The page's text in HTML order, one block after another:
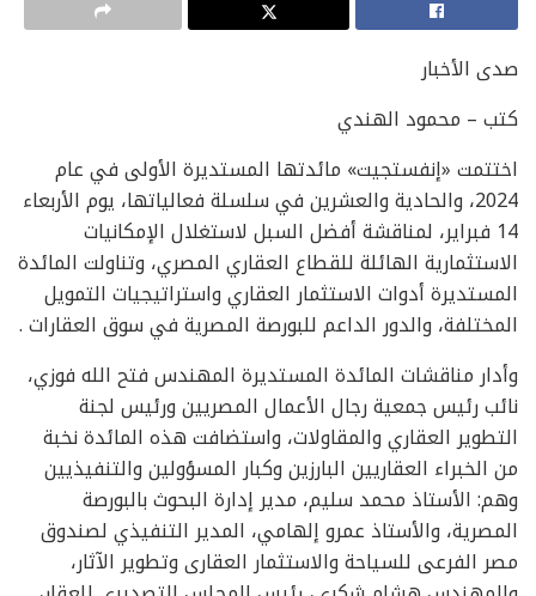
صدى الأخبار
كتب – محمود الهندي
اختتمت «إنفستجيت» مائدتها المستديرة الأولى في عام
2024، والحادية والعشرين في سلسلة فعالياتها، يوم الأربعاء
14 فبراير، لمناقشة أفضل السبل لاستغلال الإمكانيات
الاستثمارية الهائلة للقطاع العقاري المصري، وتناولت المائدة
المستديرة أدوات الاستثمار العقاري واستراتيجيات التمويل
المختلفة، والدور الداعم للبورصة المصرية في سوق العقارات .
وأدار مناقشات المائدة المستديرة المهندس فتح الله فوزي،
نائب رئيس جمعية رجال الأعمال المصريين ورئيس لجنة
التطوير العقاري والمقاولات، واستضافت هذه المائدة نخبة
من الخبراء العقاريين البارزين وكبار المسؤولين والتنفيذيين
وهم: الأستاذ محمد سليم، مدير إدارة البحوث بالبورصة
المصرية، والأستاذ عمرو إلهامي، المدير التنفيذي لصندوق
مصر الفرعى للسياحة والاستثمار العقارى وتطوير الآثار،